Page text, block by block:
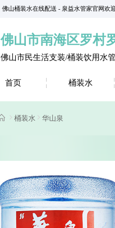
佛山桶装水在线配送 - 泉益水管家官网欢
佛山市南海区罗村
佛山市民生活支装/桶装饮用水
首页 桶装水
桶装水 华山泉